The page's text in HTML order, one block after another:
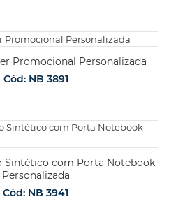
Promocional Personalizada
Cód: NB 3891
Sintético com Porta Notebook
Personalizada
Cód: NB 3941